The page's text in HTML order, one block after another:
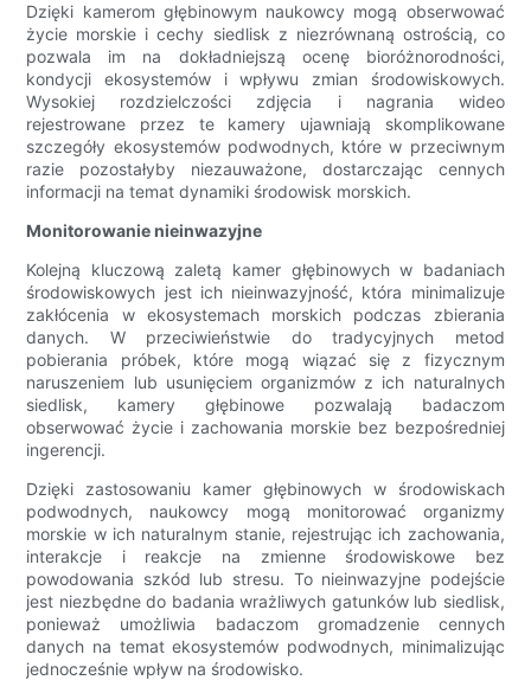
Dzięki kamerom głębinowym naukowcy mogą obserwować
życie morskie i cechy siedlisk z niezrównaną ostrością, co
pozwala im na dokładniejszą ocenę bioróżnorodności,
kondycji ekosystemów i wpływu zmian środowiskowych.
Wysokiej rozdzielczości zdjęcia i nagrania wideo
rejestrowane przez te kamery ujawniają skomplikowane
szczegóły ekosystemów podwodnych, które w przeciwnym
razie pozostałyby niezauważone, dostarczając cennych
informacji na temat dynamiki środowisk morskich.
Monitorowanie nieinwazyjne
Kolejną kluczową zaletą kamer głębinowych w badaniach
środowiskowych jest ich nieinwazyjność, która minimalizuje
zakłócenia w ekosystemach morskich podczas zbierania
danych. W przeciwieństwie do tradycyjnych metod
pobierania próbek, które mogą wiązać się z fizycznym
naruszeniem lub usunięciem organizmów z ich naturalnych
siedlisk, kamery głębinowe pozwalają badaczom
obserwować życie i zachowania morskie bez bezpośredniej
ingerencji.
Dzięki zastosowaniu kamer głębinowych w środowiskach
podwodnych, naukowcy mogą monitorować organizmy
morskie w ich naturalnym stanie, rejestrując ich zachowania,
interakcje i reakcje na zmienne środowiskowe bez
powodowania szkód lub stresu. To nieinwazyjne podejście
jest niezbędne do badania wrażliwych gatunków lub siedlisk,
ponieważ umożliwia badaczom gromadzenie cennych
danych na temat ekosystemów podwodnych, minimalizując
jednocześnie wpływ na środowisko.